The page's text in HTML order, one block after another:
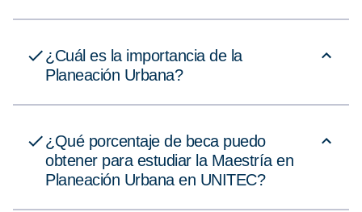
¿Cuál es la importancia de la
Planeación Urbana?
¿Qué porcentaje de beca puedo
obtener para estudiar la Maestría en
Planeación Urbana en UNITEC?